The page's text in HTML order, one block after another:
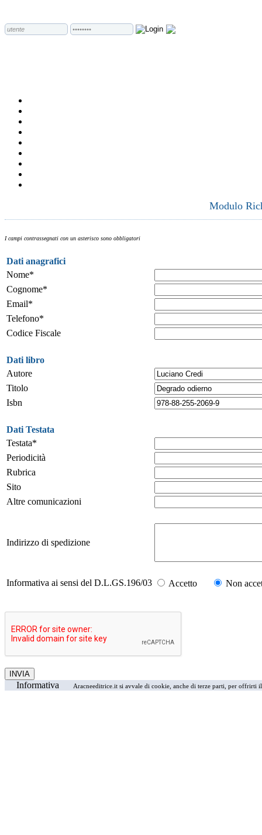
Modulo
I campi contrassegnati con un asterisco sono obbligatori
Dati anagrafici
Nome*
Cognome*
Email*
Telefono*
Codice Fiscale
Dati libro
Autore
Titolo
Isbn
Dati Testata
Testata*
Periodicità
Rubrica
Sito
Altre comunicazioni
Indirizzo di spedizione
Informativa ai sensi del D.L.GS.196/03 Accetto Non
Informativa Aracneeditrice.it si avvale di cookie, anche di terze parti, per